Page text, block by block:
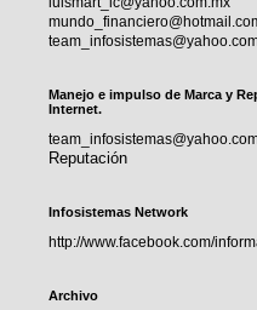
Manejo e impulso de Marca y
Internet.
Reputación
Infosistemas Network
http://www.facebook.com/
Archivo